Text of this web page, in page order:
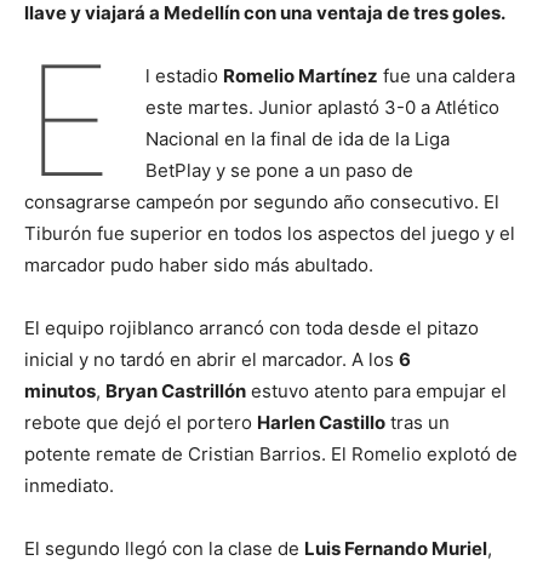
llave y viajará a Medellín con una ventaja de tres goles.
E l estadio Romelio Martínez fue una caldera
este martes. Junior aplastó 3-0 a Atlético
Nacional en la final de ida de la Liga
BetPlay y se pone a un paso de
consagrarse campeón por segundo año consecutivo. El
Tiburón fue superior en todos los aspectos del juego y el
marcador pudo haber sido más abultado.
El equipo rojiblanco arrancó con toda desde el pitazo
inicial y no tardó en abrir el marcador. A los 6
minutos, Bryan Castrillón estuvo atento para empujar el
rebote que dejó el portero Harlen Castillo tras un
potente remate de Cristian Barrios. El Romelio explotó de
inmediato.
El segundo llegó con la clase de Luis Fernando Muriel,